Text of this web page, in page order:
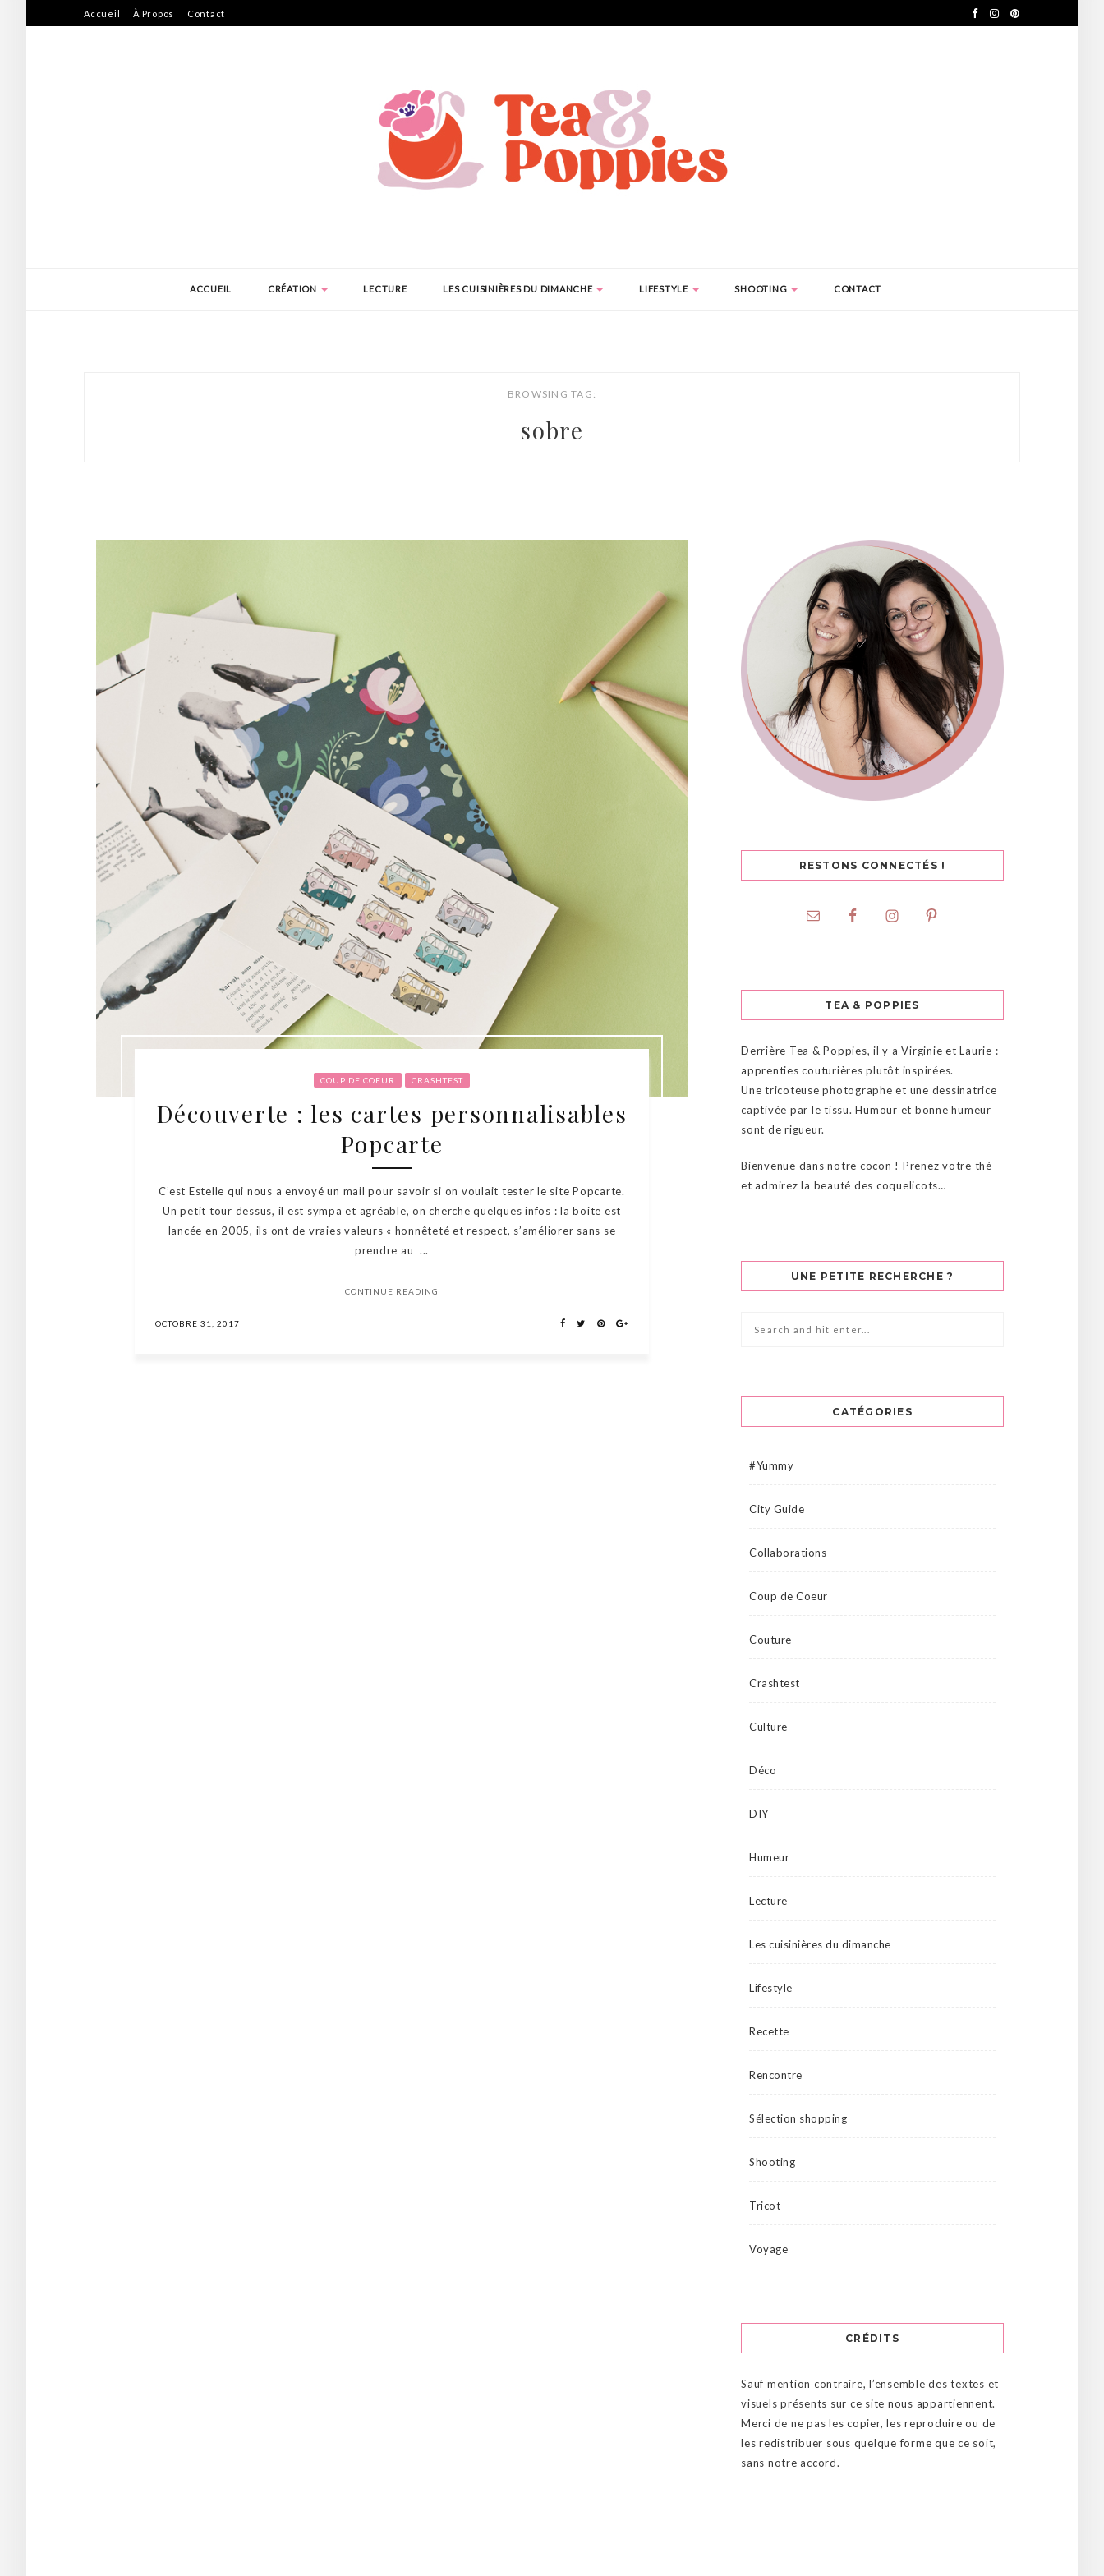
Accueil À Propos Contact
ACCUEIL CRÉATION LECTURE LES CUISINIÈRES DU DIMANCHE LIFESTYLE SHOOTING CONTACT
BROWSING TAG:
sobre
COUP DE COEUR CRASHTEST
Découverte : les cartes personnalisables
Popcarte
C’est Estelle qui nous a envoyé un mail pour savoir si on voulait tester le site Popcarte.
Un petit tour dessus, il est sympa et agréable, on cherche quelques infos : la boite est
lancée en 2005, ils ont de vraies valeurs « honnêteté et respect, s’améliorer sans se
prendre au ...
CONTINUE READING
OCTOBRE 31, 2017
RESTONS CONNECTÉS !
TEA & POPPIES
Derrière Tea & Poppies, il y a Virginie et Laurie :
apprenties couturières plutôt inspirées.
Une tricoteuse photographe et une dessinatrice
captivée par le tissu. Humour et bonne humeur
sont de rigueur.
Bienvenue dans notre cocon ! Prenez votre thé
et admirez la beauté des coquelicots…
UNE PETITE RECHERCHE ?
CATÉGORIES
#Yummy
City Guide
Collaborations
Coup de Coeur
Couture
Crashtest
Culture
Déco
DIY
Humeur
Lecture
Les cuisinières du dimanche
Lifestyle
Recette
Rencontre
Sélection shopping
Shooting
Tricot
Voyage
CRÉDITS
Sauf mention contraire, l’ensemble des textes et
visuels présents sur ce site nous appartiennent.
Merci de ne pas les copier, les reproduire ou de
les redistribuer sous quelque forme que ce soit,
sans notre accord.